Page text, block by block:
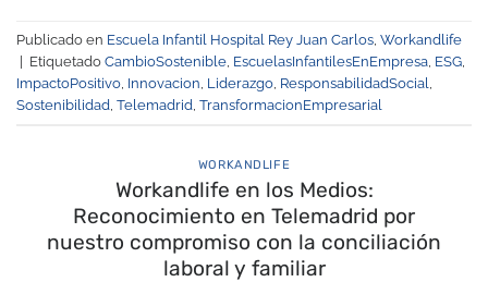
Publicado en Escuela Infantil Hospital Rey Juan Carlos Workandlife
| Etiquetado CambioSostenible EscuelasInfantilesEnEmpresa ESG
ImpactoPositivo Innovacion Liderazgo ResponsabilidadSocial
Sostenibilidad Telemadrid TransformacionEmpresarial
WORKANDLIFE
Workandlife en los Medios:
Reconocimiento en Telemadrid por
nuestro compromiso con la conciliación
laboral y familiar